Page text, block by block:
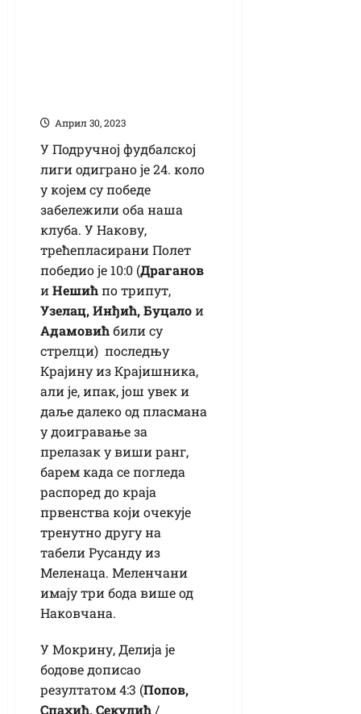
Април 30, 2023
У Подручној фудбалској
лиги одиграно је 24. коло
у којем су победе
забележили оба наша
клуба. У Накову,
трећепласирани Полет
победио је 10:0 (Драганов
и Нешићпо трипут,
Узелац, Инђић, Буцалои
Адамовићбили су
стрелци) последњу
Крајину из Крајишника,
али је, ипак, још увек и
даље далеко од пласмана
у доигравање за
прелазак у виши ранг,
барем када се погледа
распоред до краја
првенства који очекује
тренутно другу на
табели Русанду из
Меленаца. Меленчани
имају три бода више од
Наковчана.
У Мокрину, Делија је
бодове дописао
резултатом 4:3 (Попов,
Спахић, Секулић /